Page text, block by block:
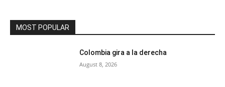
MOST POPULAR
Colombia gira a la derecha
August 8, 2026